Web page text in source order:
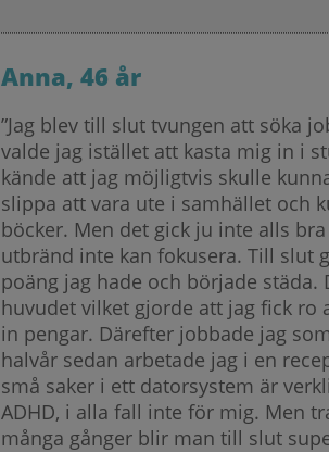
Anna, 46 år
”Jag blev till slut tvungen att söka
valde jag istället att kasta mig in i
kände att jag möjligtvis skulle
slippa att vara ute i samhället och
böcker. Men det gick ju inte alls
utbränd inte kan fokusera. Till slut
poäng jag hade och började städa.
huvudet vilket gjorde att jag fick ro
in pengar. Därefter jobbade jag
halvår sedan arbetade jag i en
små saker i ett datorsystem är
ADHD, i alla fall inte för mig. Men
många gånger blir man till slut